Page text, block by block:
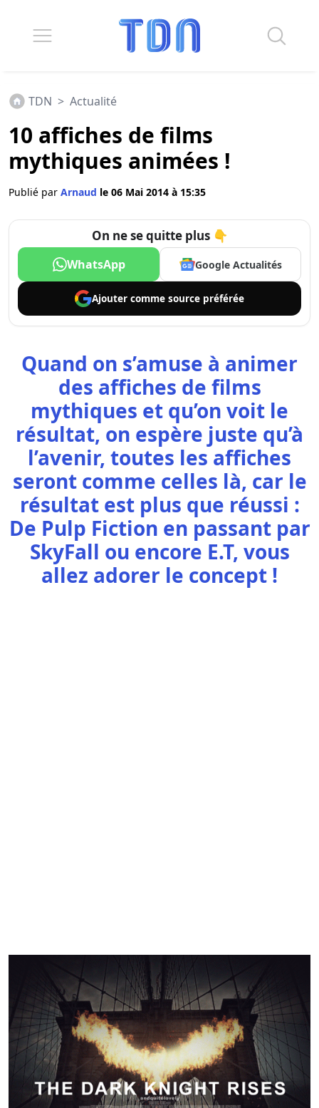
TDN > Actualité
10 affiches de films
mythiques animées !
Publié par Arnaud le 06 Mai 2014 à 15:35
On ne se quitte plus 👇
WhatsApp Google Actualités
Ajouter comme source préférée
Quand on s’amuse à animer
des affiches de films
mythiques et qu’on voit le
résultat, on espère juste qu’à
l’avenir, toutes les affiches
seront comme celles là, car le
résultat est plus que réussi :
De Pulp Fiction en passant par
SkyFall ou encore E.T, vous
allez adorer le concept !